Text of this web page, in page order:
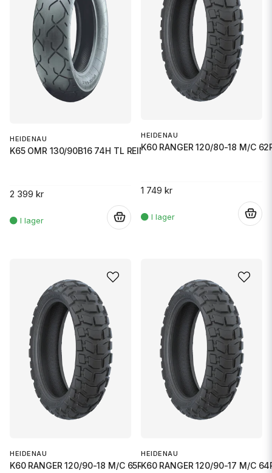
HEIDENAU
K65 OMR 130/90B16 74H TL REINF
2 399 kr
HEIDENAU
K60 RANGER 120/80-18 M/C
1 749 kr
HEIDENAU
K60 RANGER 120/90-18 M/C 65R M
HEIDENAU
K60 RANGER 120/90-17 M/C